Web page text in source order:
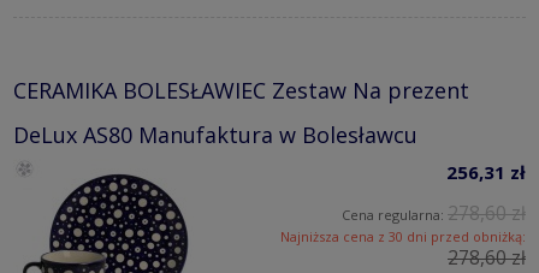
CERAMIKA BOLESŁAWIEC Zestaw Na prezent
DeLux AS80 Manufaktura w Bolesławcu
256,31 zł
Cena regularna: 278,60 zł
Najniższa cena z 30 dni przed obniżką:
278,60 zł